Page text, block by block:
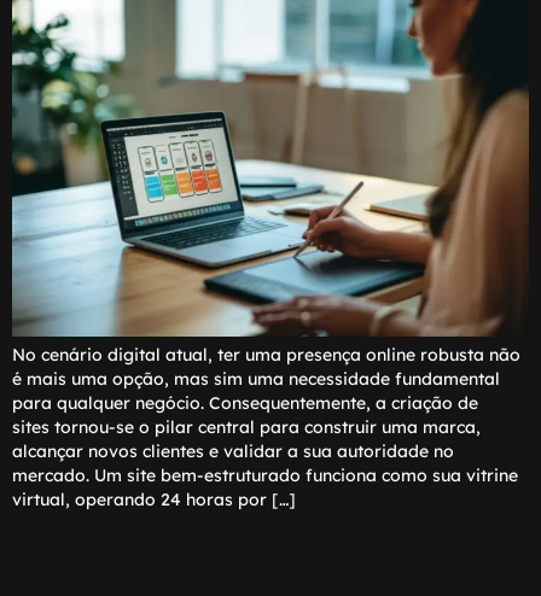
No cenário digital atual, ter uma presença online robusta não
é mais uma opção, mas sim uma necessidade fundamental
para qualquer negócio. Consequentemente, a criação de
sites tornou-se o pilar central para construir uma marca,
alcançar novos clientes e validar a sua autoridade no
mercado. Um site bem-estruturado funciona como sua vitrine
virtual, operando 24 horas por […]